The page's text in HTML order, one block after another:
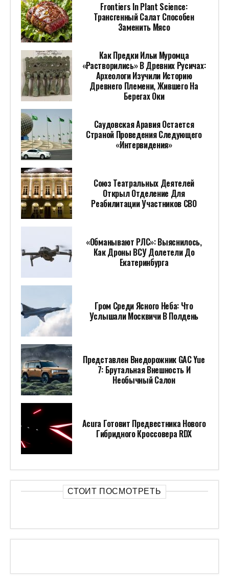
Frontiers In Plant Science:
Трансгенный Салат Способен
Заменить Мясо
Как Предки Ильи Муромца
«растворились» В Древних Русичах:
Археологи Изучили Историю
Древнего Племени, Жившего На
Берегах Оки
Саудовская Аравия Остается
Страной Проведения Следующего
«Интервидения»
Союз Театральных Деятелей
Открыл Отделение Для
Реабилитации Участников СВО
«Обманывают РЛС»: Выяснилось,
Как Дроны ВСУ Долетели До
Екатеринбурга
Гром Среди Ясного Неба: Что
Услышали Москвичи В Полдень
Представлен Внедорожник GAC Yue
7: Брутальная Внешность И
Необычный Салон
Acura Готовит Предвестника Нового
Гибридного Кроссовера RDX
СТОИТ ПОСМОТРЕТЬ